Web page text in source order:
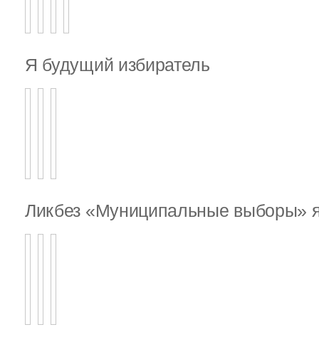
Я будущий избиратель
Ликбез «Муниципальные выборы»